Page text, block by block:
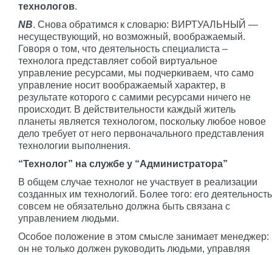
технологов.
NB. Снова обратимся к словарю: ВИРТУАЛЬНЫЙ —
несуществующий, но возможный, воображаемый.
Говоря о том, что деятельность специалиста –
технолога представляет собой виртуальное
управление ресурсами, мы подчеркиваем, что само
управление носит воображаемый характер, в
результате которого с самими ресурсами ничего не
происходит. В действительности каждый житель
планеты является технологом, поскольку любое новое
дело требует от него первоначального представления
технологии выполнения.
“Технолог” на службе у “Администратора”
В общем случае технолог не участвует в реализации
созданных им технологий. Более того: его деятельность
совсем не обязательно должна быть связана с
управлением людьми.
Особое положение в этом смысле занимает менеджер:
он не только должен руководить людьми, управляя